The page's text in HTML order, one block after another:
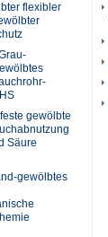
flexibler
gewölbte
Säure
gewölbtes